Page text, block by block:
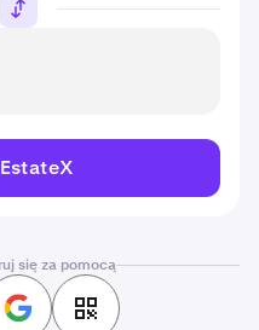
się za pomocą